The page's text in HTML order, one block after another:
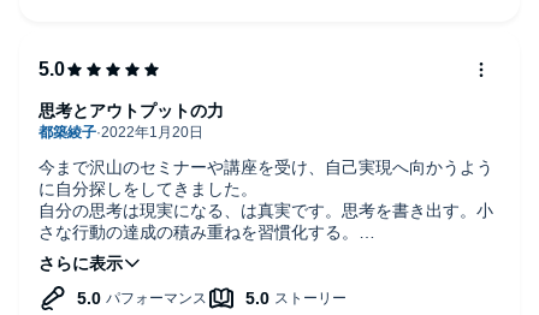
想いは叶うとか思考の現実化などの本をたくさん読んでも難しく
感じたり、
アウトプット出来てない人、またはこの類の本を初めて読む方に
オススメです。
短時間でスラスラ読めて、色々なノウハウがコンパクトに纏めら
れてますので
今まで沢山のセミナーや講座を受け、自己実現へ向かうよう
に自分探しをしてきました。
自分の思考は現実になる、は真実です。思考を書き出す。小
さな行動の達成の積み重ねを習慣化する。
とても有難い情報でした。毎日1%、15分をいつやるか決め
る。自分との約束を果たして自己肯定感を上げる。とても大
切ですね。
思考とアウトプットの力